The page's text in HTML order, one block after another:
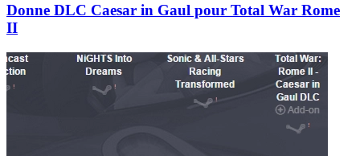
Donne DLC Caesar in Gaul pour Total War Rome
II